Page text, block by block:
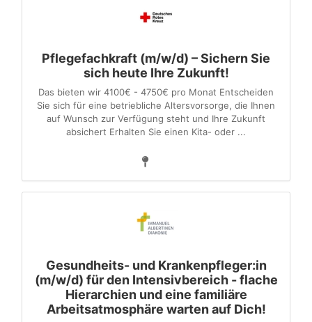
Pflegefachkraft (m/w/d) – Sichern Sie
sich heute Ihre Zukunft!
Das bieten wir 4100€ - 4750€ pro Monat Entscheiden
Sie sich für eine betriebliche Altersvorsorge, die Ihnen
auf Wunsch zur Verfügung steht und Ihre Zukunft
absichert Erhalten Sie einen Kita- oder ...
Gesundheits- und Krankenpfleger:in
(m/w/d) für den Intensivbereich - flache
Hierarchien und eine familiäre
Arbeitsatmosphäre warten auf Dich!